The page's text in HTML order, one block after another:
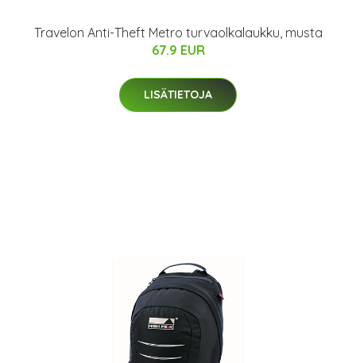
Travelon Anti-Theft Metro turvaolkalaukku, musta
67.9 EUR
LISÄTIETOJA